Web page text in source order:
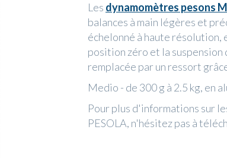
Les dynamomètres pesons
balances à main légères et
échelonné à haute résolution,
position zéro et la
remplacée par un ressort
Medio - de 300 g à 2.5 kg, en
Pour plus d'informations sur
PESOLA, n'hésitez pas à